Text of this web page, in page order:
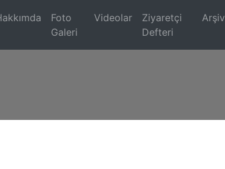
Foto
Galeri
Videolar
Ziyaretçi
Defteri
Arşiv